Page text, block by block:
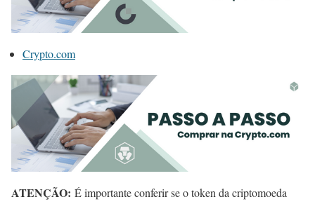
Crypto.com
ATENÇÃO: É importante conferir se o token da criptomoeda